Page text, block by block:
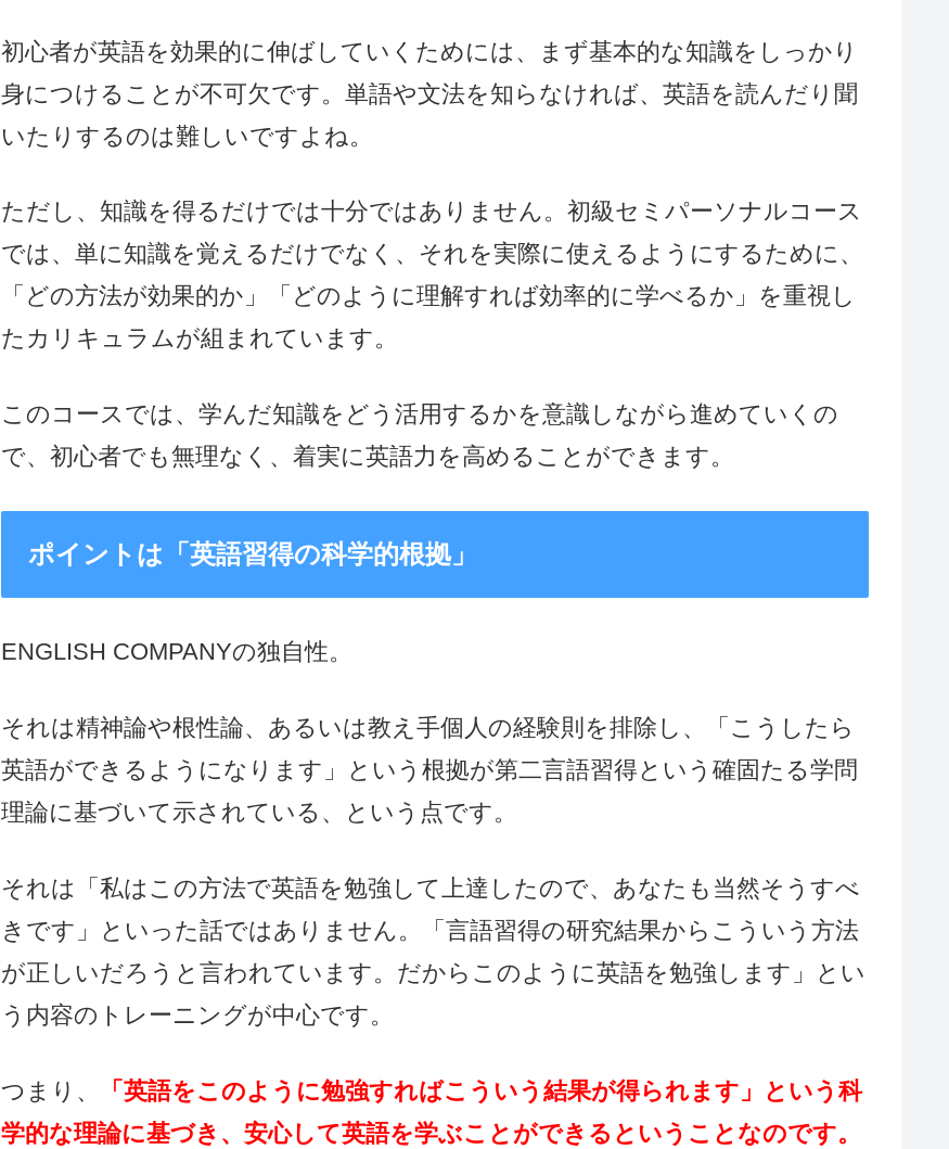
初心者が英語を効果的に伸ばしていくためには、まず基本的な知識をしっかり
身につけることが不可欠です。単語や文法を知らなければ、英語を読んだり聞
いたりするのは難しいですよね。
ただし、知識を得るだけでは十分ではありません。初級セミパーソナルコース
では、単に知識を覚えるだけでなく、それを実際に使えるようにするために、
「どの方法が効果的か」「どのように理解すれば効率的に学べるか」を重視し
たカリキュラムが組まれています。
このコースでは、学んだ知識をどう活用するかを意識しながら進めていくの
で、初心者でも無理なく、着実に英語力を高めることができます。
ポイントは「英語習得の科学的根拠」
ENGLISH COMPANYの独自性。
それは精神論や根性論、あるいは教え手個人の経験則を排除し、「こうしたら
英語ができるようになります」という根拠が第二言語習得という確固たる学問
理論に基づいて示されている、という点です。
それは「私はこの方法で英語を勉強して上達したので、あなたも当然そうすべ
きです」といった話ではありません。「言語習得の研究結果からこういう方法
が正しいだろうと言われています。だからこのように英語を勉強します」とい
う内容のトレーニングが中心です。
つまり、
「英語をこのように勉強すればこういう結果が得られます」という科
学的な理論に基づき、安心して英語を学ぶことができるということなのです。